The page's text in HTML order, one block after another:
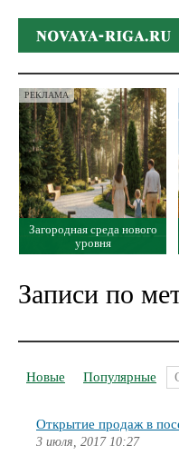
РЕКЛАМА
Загородная среда нового
уровня
Записи по
Новые Популярные
Открытие продаж в
3 июля, 2017 10:27